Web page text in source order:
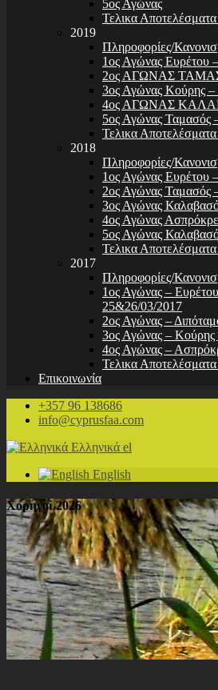
5ος Αγώνας
Τελικα
2019
Πληροφορίες/
1ος Αγώνας Ευρέτου
2ος ΑΓΩΝΑΣ
3ος Αγώνας Κούρης –
4ος ΑΓΩΝΑΣ
5ος Αγώνας Ταμασός
Τελικα
2018
Πληροφορίες/
1ος Αγώνας Ευρέτου
2ος Αγώνας Ταμασός
3ος Αγώνας
4ος Αγώνας
5ος Αγώνας
Τελικα
2017
Πληροφορίες/
1ος Αγώνας –
25&26/03/2017
2ος Αγώνας –
3ος Αγώνας – Κούρης
4ος Αγώνας –
Τελικα
Επικοινωνία
+357 96 138686
info@cyprusfaa.com
Ελληνικά el
English
Χορηγοί 2026